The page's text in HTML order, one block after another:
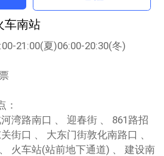
车南站
21:00(夏)06:00-20:30(冬)
：